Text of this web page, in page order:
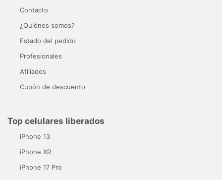
Contacto
¿Quiénes somos?
Estado del pedido
Profesionales
Afiliados
Cupón de descuento
Top celulares liberados
iPhone 13
iPhone XR
iPhone 17 Pro